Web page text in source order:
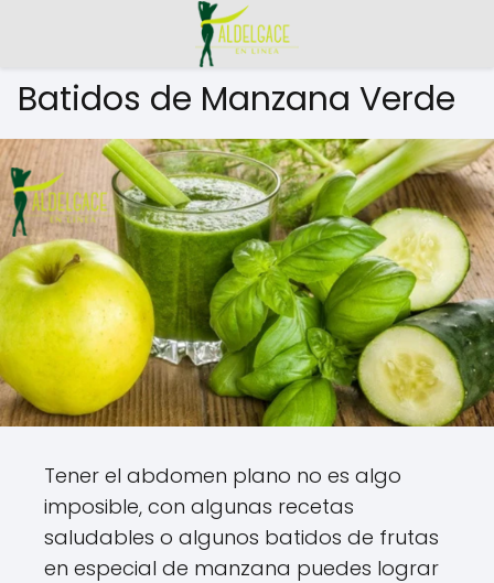
Batidos de Manzana Verde
Tener el abdomen plano no es algo
imposible, con algunas recetas
saludables o algunos batidos de frutas
en especial de manzana puedes lograr